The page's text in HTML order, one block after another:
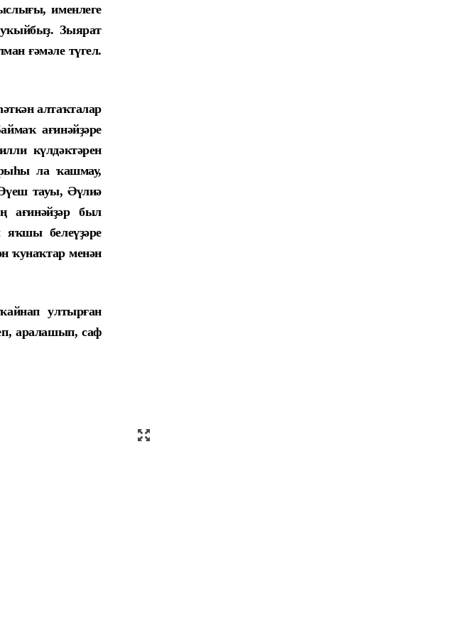
именлеге
Зыярат
ғәмәле түгел.
алтаҡталар
ағинәйҙәре
күлдәктәрен
ла ҡашмау,
Әүеш тауы, Әүлиә
ағинәйҙәр был
яҡшы белеүҙәре
ҡунаҡтар менән
ултырған
аралашып, саф